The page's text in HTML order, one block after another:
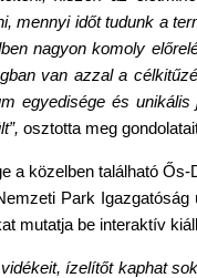
mennyi időt tudunk a
nagyon komoly
van azzal a
egyedisége és
osztotta meg
a közelben található
Park
mutatja be interaktív
ízelítőt kaphat